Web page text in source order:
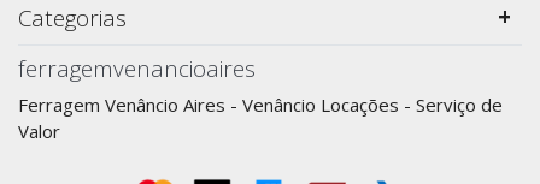
Categorias
ferragemvenancioaires
Ferragem Venâncio Aires - Venâncio Locações - Serviço de
Valor